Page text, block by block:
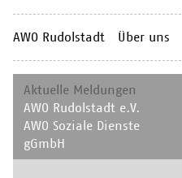
AWO Rudolstadt Über uns
Navigation
überspringen
Aktuelle Meldungen
AWO Rudolstadt e.V.
AWO Soziale Dienste
gGmbH